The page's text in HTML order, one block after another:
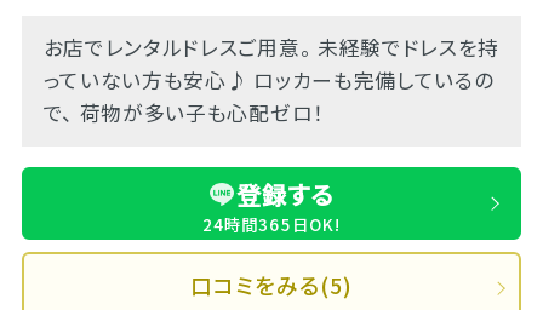
お店でレンタルドレスご用意。 未経験でドレスを持
っていない方も安心♪ ロッカーも完備しているの
で、 荷物が多い子も心配ゼロ！
登録する
24時間365日OK!
口コミをみる(5)